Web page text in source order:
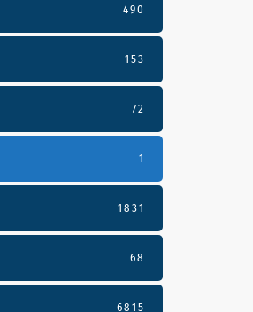
490
153
72
1
1831
68
6815